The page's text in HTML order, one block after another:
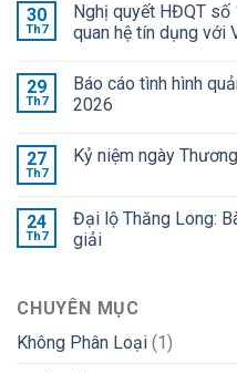
30
Th7
Nghị quyết HĐQT
quan hệ tín dụng với
29
Th7
Báo cáo tình hình
2026
27
Th7
Kỷ niệm ngày
24
Th7
Đại lộ Thăng Long:
giải
CHUYÊN MỤC
Không Phân Loại (1)